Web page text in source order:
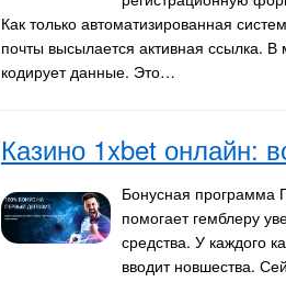
Как только автоматизированная
почты высылается активная ссылка.
кодирует данные. Это…
Казино 1xbet онлайн:
Бонусная программа
помогает гемблеру
средства. У каждого
вводит новшества.